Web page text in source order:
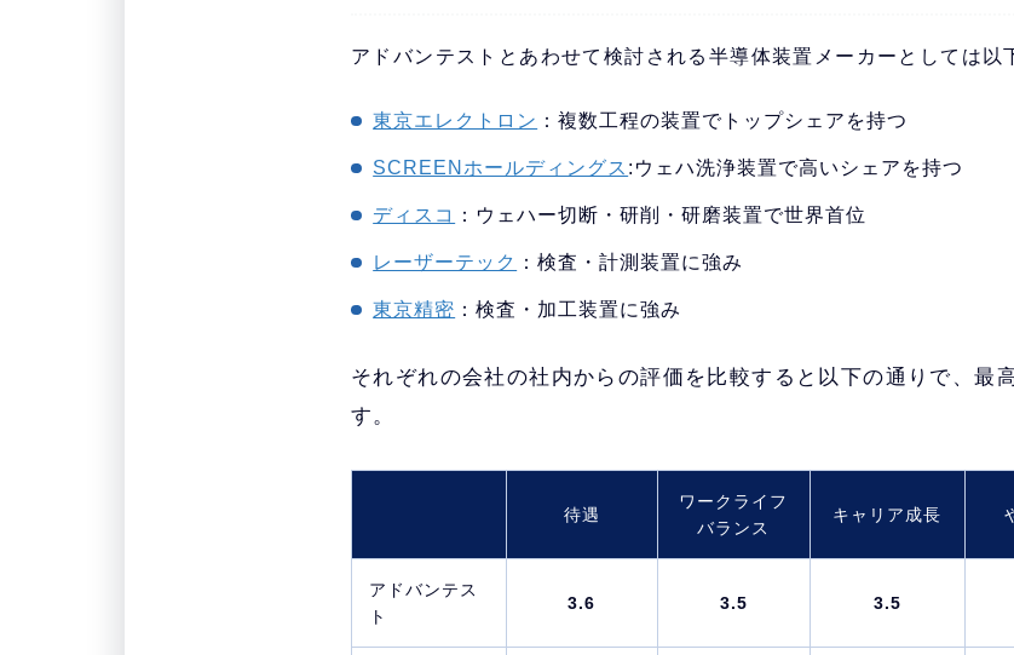
アドバンテストとあわせて検討される半導体装置メーカーとしては以
東京エレクトロン ：複数工程の装置でトップシェアを持つ
SCREENホールディングス :ウェハ洗浄装置で高いシェアを持つ
ディスコ ：ウェハー切断・研削・研磨装置で世界首位
レーザーテック ：検査・計測装置に強み
東京精密 ：検査・加工装置に強み
それぞれの会社の社内からの評価を比較すると以下の通りで、最
す。
待遇
ワークライフ
バランス
キャリア成長
アドバンテス
ト
3.6 3.5 3.5